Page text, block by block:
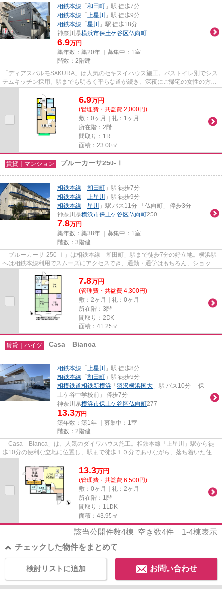
相鉄本線 「 和田町 」駅 徒歩7分
相鉄本線 「 上星川
」駅 徒歩9分
相鉄本線 「 星川
」駅 徒歩18分
神奈川県横浜市保土ケ谷区仏向町
6.9万円
築年数：築20年 ｜募集中： 1室
階数：2階建
「ディアスパルモSAKURA」は人気のセキスイハウス施工。バストイレ別でシス
テムキッチン採用。駅までも明るく平らな道が続き、深夜にご帰宅の女性の方で
6.9万円
(管理費・共益費 2,000円)
敷：0ヶ月｜礼：1ヶ月
所在階：2階
間取り：1R
面積：23.00㎡
賃貸｜マンション ブルーカーサ250-Ⅰ
相鉄本線 「 和田町 」駅 徒歩7分
相鉄本線 「 上星川
」駅 徒歩9分
相鉄本線 「 星川
」駅 バス11分 「仏向町」 停歩3分
神奈川県横浜市保土ケ谷区仏向町250
7.8万円
築年数：築38年 ｜募集中： 1室
階数：3階建
「ブルーカーサ-250-Ⅰ」は相鉄本線「和田町」駅まで徒歩7分の好立地。横浜駅
へは相鉄本線利用でスムーズにアクセスでき、通勤・通学はもちろん、ショッピ
ングやレジャーにも便利です。...
7.8万円
(管理費・共益費 4,300円)
敷：2ヶ月｜礼：0ヶ月
所在階：3階
間取り：2DK
面積：41.25㎡
賃貸｜ハイツ Casa Bianca
相鉄本線 「 上星川
」駅 徒歩8分
相鉄本線 「 和田町 」駅 徒歩9分
相模鉄道相鉄新横浜 「 羽沢横浜国大 」駅 バス10分 「保
土ケ谷中学校前」 停歩7分
神奈川県横浜市保土ケ谷区仏向町277
13.3万円
築年数：築1年 ｜募集中： 1室
階数：2階建
「Casa Bianca」は、人気のダイワハウス施工。相鉄本線「上星川」駅から徒
歩10分の便利な立地に位置し、駅まで徒歩１０分でありながら、落ち着いた住環
13.3万円
(管理費・共益費 6,500円)
敷：0ヶ月｜礼：2ヶ月
所在階：1階
間取り：1LDK
面積：43.95㎡
該当公開件数4棟 空き数4件 1-4棟表示
チェックした物件をまとめて
お問い合わせ
検討リストに追加